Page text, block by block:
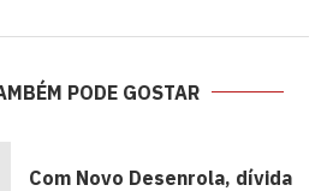
PODE GOSTAR
Com Novo Desenrola, dívida